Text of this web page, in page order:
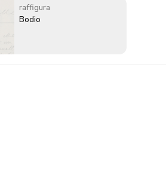
raffigura
Bodio